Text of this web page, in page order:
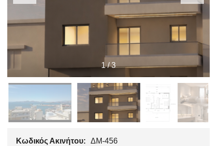
1/3
Κωδικός Ακινήτου:
ΔΜ-456